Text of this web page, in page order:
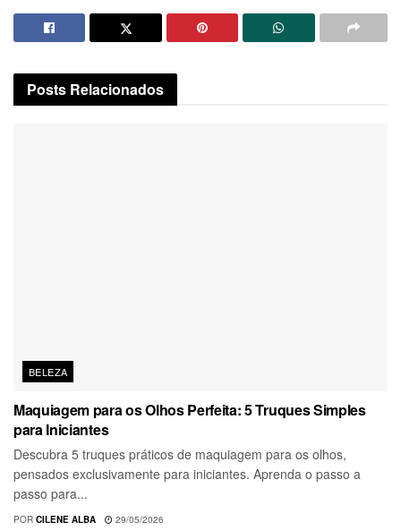
Posts Relacionados
BELEZA
Maquiagem para os Olhos Perfeita: 5 Truques Simples
para Iniciantes
Descubra 5 truques práticos de maquiagem para os olhos,
pensados exclusivamente para iniciantes. Aprenda o passo a
passo para...
POR CILENE ALBA 29/05/2026